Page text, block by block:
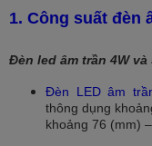
1. Công suất đèn
Đèn led âm trần 4W và
Đèn LED âm
thông dụng
khoảng 76 (mm)